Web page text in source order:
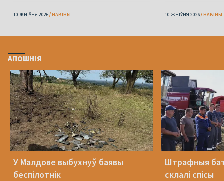
10 ЖНІЎНЯ 2026 НАВІНЫ 10 ЖНІЎНЯ 2026 НАВІНЫ
АПОШНІЯ
У Малдове выбухнуў баявы
беспілотнік
Штрафныя
склалі спісы